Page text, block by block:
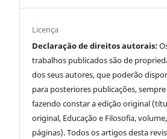
Licença
Declaração de direitos autorais:
trabalhos publicados são de
dos seus autores, que poderão
para posteriores publicações, sempre
fazendo constar a edição original
original, Educação e Filosofia,
páginas). Todos os artigos desta